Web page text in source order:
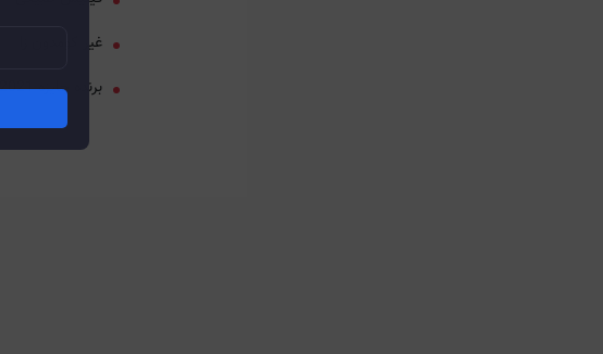
غیر کومدون زا
برنده جایزه allure 2021